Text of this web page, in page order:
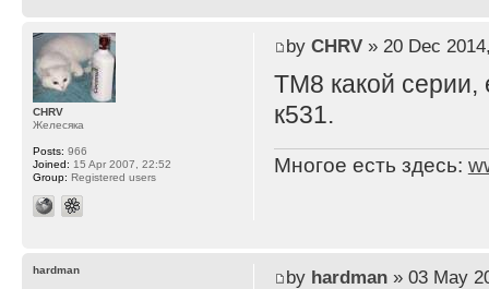
by CHRV» 20 Dec
TM8 какой
к531.
Многое есть здесь:
CHRV
Желесяка
Posts: 966
Joined: 15 Apr 2007, 22:52
Group: Registered users
by hardman» 03 May
hardman